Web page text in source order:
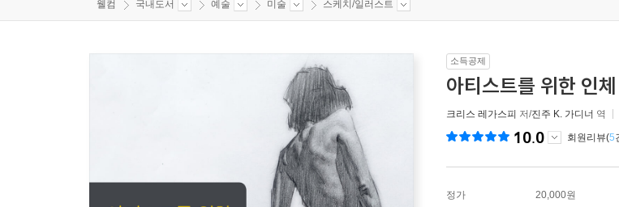
웰컴 국내도서 예술 미술 스케치/일러스트
소득공제
아티스트를 위한 인
크리스 레가스피 저/진주 K. 가디너 역
10.0 회원리뷰(5
정가 20,000원